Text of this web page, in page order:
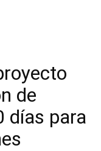
de
días para